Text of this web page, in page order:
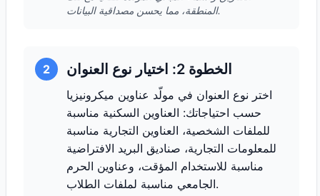
المنطقة، مما يحسن مصداقية البيانات.
2 الخطوة 2: اختيار نوع العنوان
اختر نوع العنوان في مولّد عناوين ميكرونيزيا
حسب احتياجاتك: العناوين السكنية مناسبة
للملفات الشخصية، العناوين التجارية مناسبة
للمعلومات التجارية، صناديق البريد الافتراضية
مناسبة للاستخدام المؤقت، وعناوين الحرم
الجامعي مناسبة لملفات الطلاب.